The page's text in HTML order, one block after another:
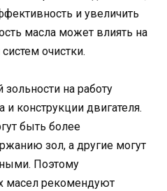
и увеличить
масла может влиять на
очистки.
на работу
и конструкции двигателя.
быть более
зол, а другие могут
Поэтому
масел рекомендуют